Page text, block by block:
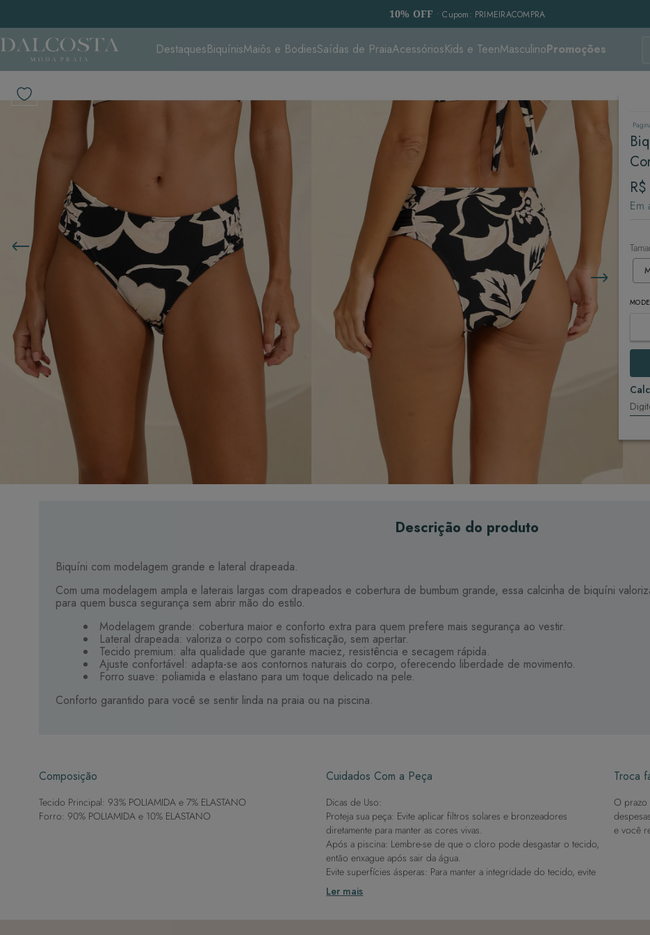
10% OFF • Cupom: PRIMEIRACOMPRA
DestaquesBiquínisMaiôs e BodiesSaídas de PraiaAcessóriosKids e TeenMasculinoPromoções
R$
Em
Descrição do produto
Biquíni com modelagem grande e lateral drapeada.
Com uma modelagem ampla e laterais largas com drapeados e cobertura de bumbum grande, essa calcinha de biquíni
para quem busca segurança sem abrir mão do estilo.
Modelagem grande: cobertura maior e conforto extra para quem prefere mais segurança ao vestir.
Lateral drapeada: valoriza o corpo com sofisticação, sem apertar.
Tecido premium: alta qualidade que garante maciez, resistência e secagem rápida.
Ajuste confortável: adapta-se aos contornos naturais do corpo, oferecendo liberdade de movimento.
Forro suave: poliamida e elastano para um toque delicado na pele.
Conforto garantido para você se sentir linda na praia ou na piscina.
Composição
Tecido Principal: 93% POLIAMIDA e 7% ELASTANO
Forro: 90% POLIAMIDA e 10% ELASTANO
Cuidados Com a Peça
Dicas de Uso:
Proteja sua peça: Evite aplicar filtros solares e bronzeadores
diretamente para manter as cores vivas.
Após a piscina: Lembre-se de que o cloro pode desgastar o tecido,
então enxague após sair da água.
Evite superfícies ásperas: Para manter a integridade do tecido, evite
contato com superfícies rugosas.
Ler mais
Troca
O
e você